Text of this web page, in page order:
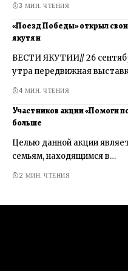
3 МИН. ЧТЕНИЯ
«Поезд Победы» открыл
якутян
ВЕСТИ ЯКУТИИ// 26
утра передвижная
4 МИН. ЧТЕНИЯ
Участников акции «Помоги
больше
Целью данной акции
семьям, находящимся в…
2 МИН. ЧТЕНИЯ